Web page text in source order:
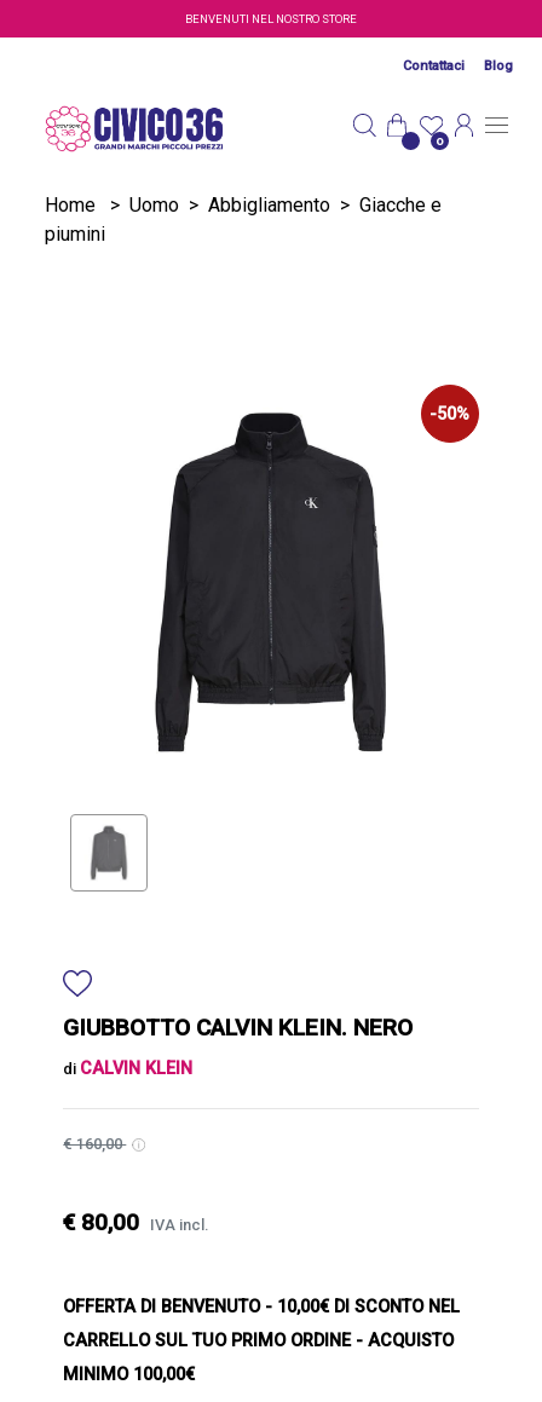
Salta al contenuto principaleBENVENUTI NEL NOSTRO STORE
Contattaci Blog
0
Home > Uomo > Abbigliamento > Giacche e
piumini
-50%
GIUBBOTTO CALVIN KLEIN. NERO
di CALVIN KLEIN
€ 160,00
€ 80,00 IVA incl.
OFFERTA DI BENVENUTO- 10,00€ DI SCONTO NEL
CARRELLO SUL TUO PRIMO ORDINE - ACQUISTO
MINIMO 100,00€